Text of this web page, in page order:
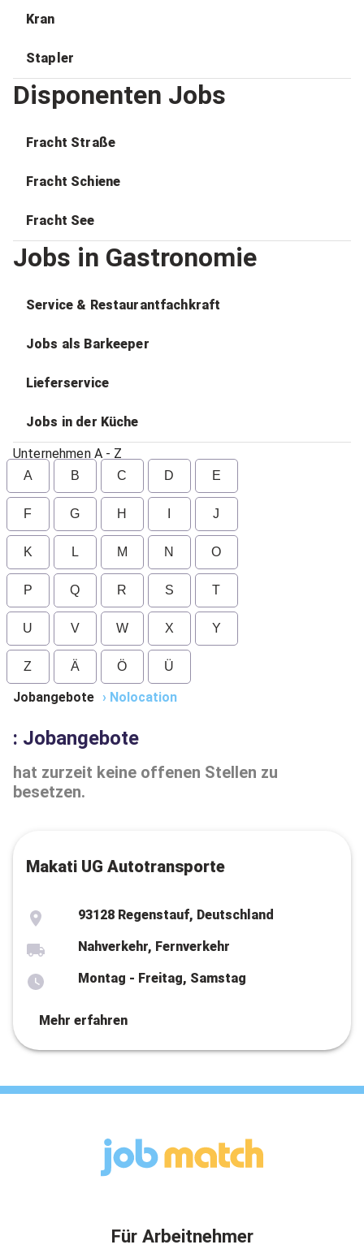
Kran
Stapler
Disponenten Jobs
Fracht Straße
Fracht Schiene
Fracht See
Jobs in Gastronomie
Service & Restaurantfachkraft
Jobs als Barkeeper
Lieferservice
Jobs in der Küche
Unternehmen A - Z
A B C D E
F G H J
K L M N O
P Q R S T
U V W X Y
Z Ä Ö Ü
Jobangebote › Nolocation
: Jobangebote
hat zurzeit keine offenen Stellen zu
besetzen.
Makati UG Autotransporte
93128 Regenstauf, Deutschland
Nahverkehr, Fernverkehr
Montag - Freitag, Samstag
Mehr erfahren
Für Arbeitnehmer